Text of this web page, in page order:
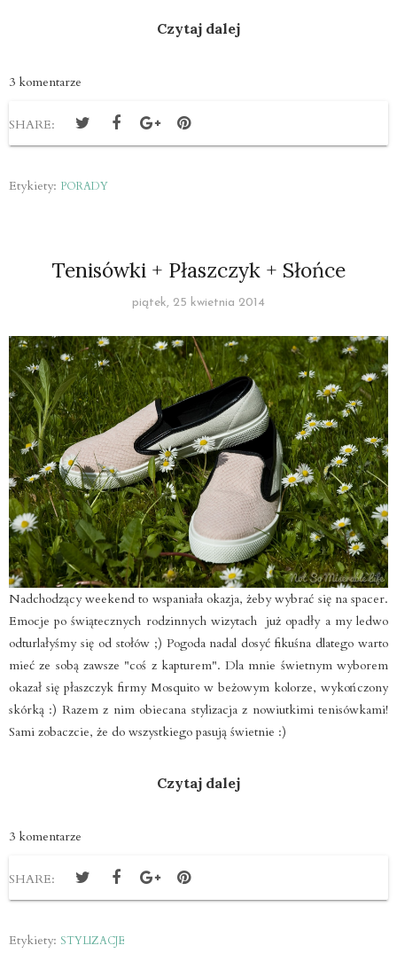
Czytaj dalej
3 komentarze
SHARE:
Etykiety: PORADY
Tenisówki + Płaszczyk + Słońce
piątek, 25 kwietnia 2014
Nadchodzący weekend to wspaniała okazja, żeby wybrać się na spacer.
Emocje po świątecznych rodzinnych wizytach już opadły a my ledwo
odturlałyśmy się od stołów ;) Pogoda nadal dosyć fikuśna dlatego warto
mieć ze sobą zawsze "coś z kapturem". Dla mnie świetnym wyborem
okazał się płaszczyk firmy Mosquito w beżowym kolorze, wykończony
skórką :) Razem z nim obiecana stylizacja z nowiutkimi tenisówkami!
Sami zobaczcie, że do wszystkiego pasują świetnie :)
Czytaj dalej
3 komentarze
SHARE:
Etykiety: STYLIZACJE